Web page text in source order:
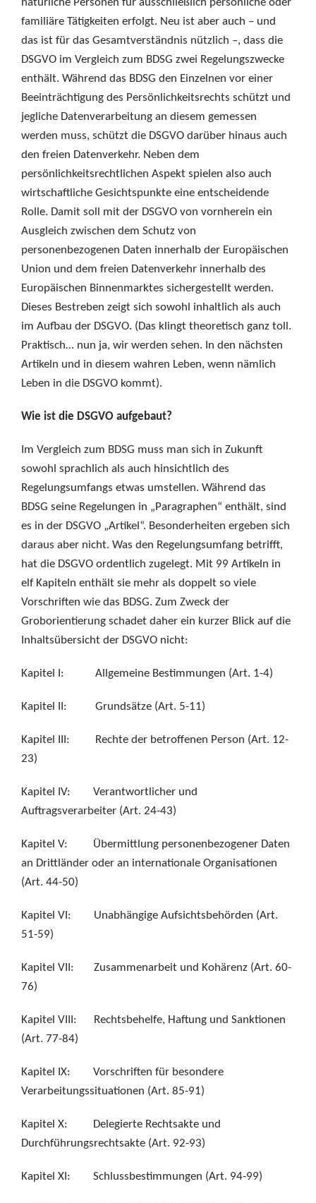
natürliche Personen für ausschließlich persönliche oder
familiäre Tätigkeiten erfolgt. Neu ist aber auch – und
das ist für das Gesamtverständnis nützlich –, dass die
DSGVO im Vergleich zum BDSG zwei Regelungszwecke
enthält. Während das BDSG den Einzelnen vor einer
Beeinträchtigung des Persönlichkeitsrechts schützt und
jegliche Datenverarbeitung an diesem gemessen
werden muss, schützt die DSGVO darüber hinaus auch
den freien Datenverkehr. Neben dem
persönlichkeitsrechtlichen Aspekt spielen also auch
wirtschaftliche Gesichtspunkte eine entscheidende
Rolle. Damit soll mit der DSGVO von vornherein ein
Ausgleich zwischen dem Schutz von
personenbezogenen Daten innerhalb der Europäischen
Union und dem freien Datenverkehr innerhalb des
Europäischen Binnenmarktes sichergestellt werden.
Dieses Bestreben zeigt sich sowohl inhaltlich als auch
im Aufbau der DSGVO. (Das klingt theoretisch ganz toll.
Praktisch… nun ja, wir werden sehen. In den nächsten
Artikeln und in diesem wahren Leben, wenn nämlich
Leben in die DSGVO kommt).
Wie ist die DSGVO aufgebaut?
Im Vergleich zum BDSG muss man sich in Zukunft
sowohl sprachlich als auch hinsichtlich des
Regelungsumfangs etwas umstellen. Während das
BDSG seine Regelungen in „Paragraphen“ enthält, sind
es in der DSGVO „Artikel“. Besonderheiten ergeben sich
daraus aber nicht. Was den Regelungsumfang betrifft,
hat die DSGVO ordentlich zugelegt. Mit 99 Artikeln in
elf Kapiteln enthält sie mehr als doppelt so viele
Vorschriften wie das BDSG. Zum Zweck der
Groborientierung schadet daher ein kurzer Blick auf die
Inhaltsübersicht der DSGVO nicht:
Kapitel I: Allgemeine Bestimmungen (Art. 1-4)
Kapitel II: Grundsätze (Art. 5-11)
Kapitel III: Rechte der betroffenen Person (Art. 12-
23)
Kapitel IV: Verantwortlicher und
Auftragsverarbeiter (Art. 24-43)
Kapitel V: Übermittlung personenbezogener Daten
an Drittländer oder an internationale Organisationen
(Art. 44-50)
Kapitel VI: Unabhängige Aufsichtsbehörden (Art.
51-59)
Kapitel VII: Zusammenarbeit und Kohärenz (Art. 60-
76)
Kapitel VIII: Rechtsbehelfe, Haftung und Sanktionen
(Art. 77-84)
Kapitel IX: Vorschriften für besondere
Verarbeitungssituationen (Art. 85-91)
Kapitel X: Delegierte Rechtsakte und
Durchführungsrechtsakte (Art. 92-93)
Kapitel XI: Schlussbestimmungen (Art. 94-99)